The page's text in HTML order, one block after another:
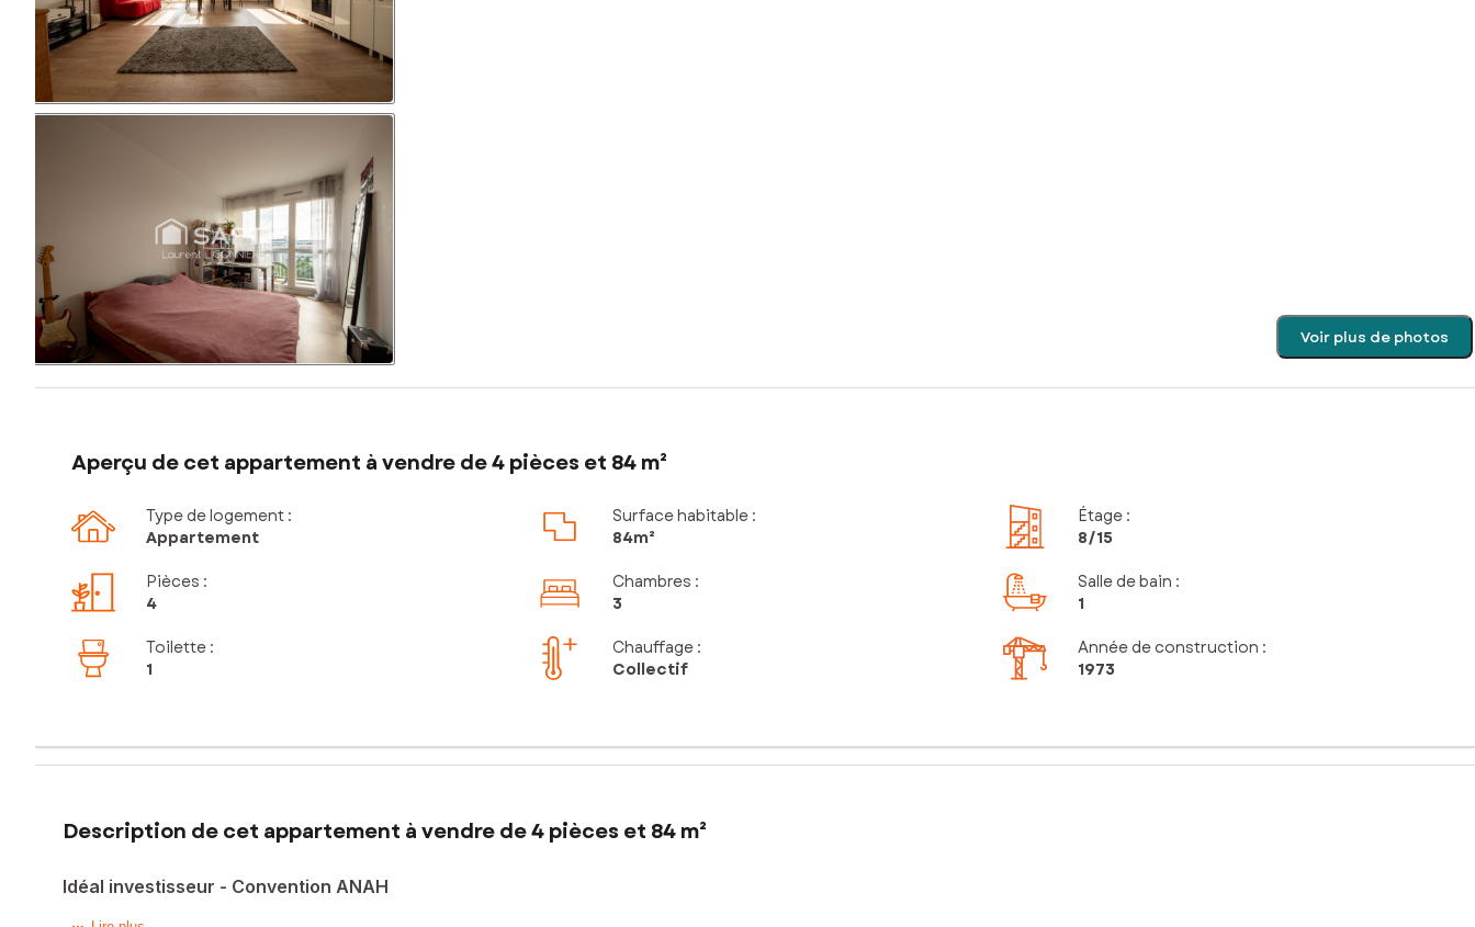
Voir plus de photos
Aperçu de cet appartement à vendre de 4 pièces et 84 m²
Type de logement :
Appartement
Surface habitable :
84m²
Étage :
8/15
Pièces :
4
Chambres :
3
Salle de bain :
1
Toilette :
1
Chauffage :
Collectif
Année de construction :
1973
Description de cet appartement à vendre de 4 pièces et 84 m²
Idéal investisseur - Convention ANAH